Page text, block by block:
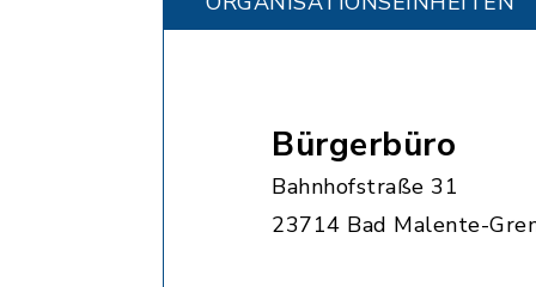
Bürgerbüro
Bahnhofstraße 31
23714 Bad Malente-